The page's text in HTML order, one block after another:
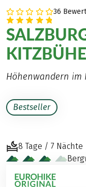
36
Höhenwandern im
Bestseller
8 Tage / 7 Nächte